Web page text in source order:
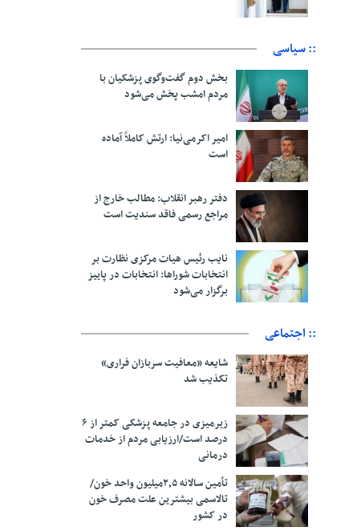
:: سیاسی
بخش دوم گفت‌وگوی پزشکیان با
مردم امشب پخش می‌شود
امیر اکرمی‌نیا: ارتش کاملاً آماده
است
دفتر رهبر انقلاب: مطالب خارج از
مراجع رسمی فاقد سندیت است
نایب رئیس هیات مرکزی نظارت بر
انتخابات شوراها: انتخابات در پاییز
برگزار می‌شود
:: اجتماعی
شایعه «معافیت سربازان فراری»
تکذیب شد
زیرمیزی در جامعه پزشکی کمتر از ۶
درصد است/ارزیابی مردم از خدمات
درمانی
تأمین سالانه ۲٫۵میلیون واحد خون/
تالاسمی بیشترین علت مصرف‌ خون
در کشور